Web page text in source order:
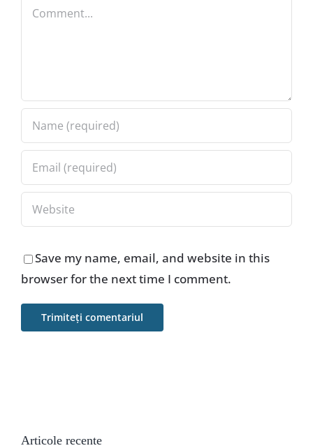
Comment
Save my name, email, and website in this
browser for the next time I comment.
Articole recente